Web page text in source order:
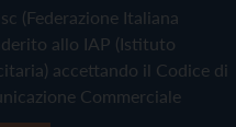
(Federazione Italiana
allo IAP (Istituto
accettando il Codice di
Commerciale